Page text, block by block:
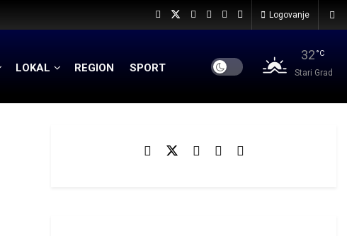
Logovanje
LOKAL REGION SPORT
32 °C
Stari Grad